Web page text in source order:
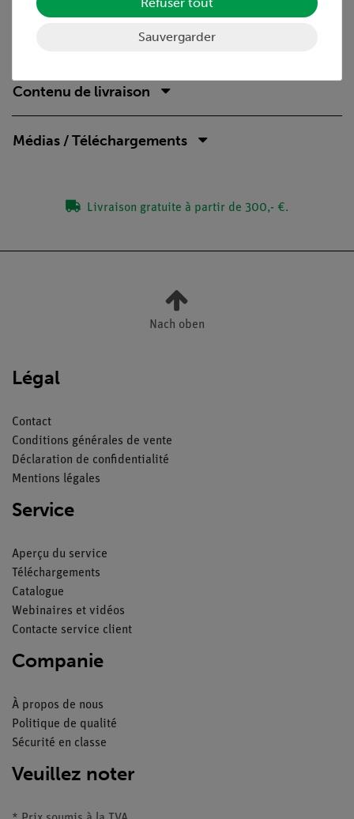
et leurs angles de réflexion respectifs dans un tableau.
Observez la lumière incidente et la lumière réfléchie.
Contenu de livraison
Médias / Téléchargements
Livraison gratuite à partir de 300,- €.
Nach oben
Légal
Contact
Conditions générales de vente
Déclaration de confidentialité
Mentions légales
Service
Aperçu du service
Téléchargements
Catalogue
Webinaires et vidéos
Contacte service client
Companie
À propos de nous
Politique de qualité
Sécurité en classe
Veuillez noter
Sauvergarder